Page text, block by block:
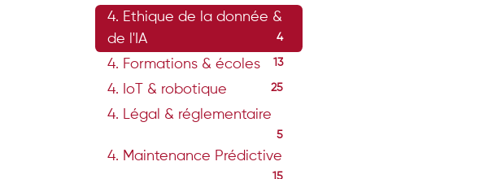
4. Ethique de la donnée &
de l'IA
4
4. Formations & écoles 13
4. IoT & robotique 25
4. Légal & réglementaire
5
4. Maintenance Prédictive